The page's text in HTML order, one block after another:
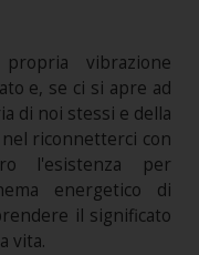
vibrazione
e, se ci si apre ad
di noi stessi e della
riconnetterci con
l'esistenza per
energetico di
il significato
vita.